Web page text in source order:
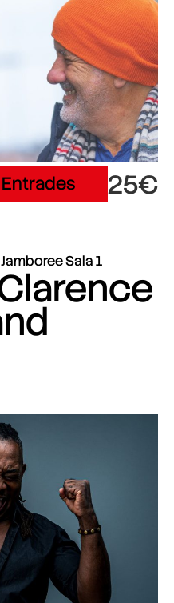
Entrades 25€
Jamboree Sala 1